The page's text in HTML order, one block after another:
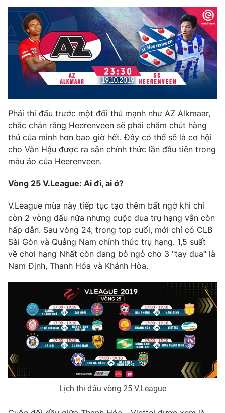
Khán giả
Giải sao mai
Sao
Làm đẹp
Chất lượng cuộc sống
Giáo dục
Tuyển sinh
Học trực tuyến
Công nghệ
Hitech Công nghệ tương lai
Sản phẩm
Thị trường
Tư vấn
Giao lưu trực tuyến
Lịch phát sóng
Chuyên mục khác
Emagazine Podcast
Photo Infographic
Video Shorts video
VTV Money VTV Thể thao
VTV Sức khoẻ Bất động sản
Thị trường 24h Tấm lòng Việt
VTV4 Vươn mình bằng AI
VTV9 VTV8
Liên hệ tòa soạn English
Phải thi đấu trước một đối thủ mạnh như AZ Alkmaar,
chắc chắn rằng Heerenveen sẽ phải chăm chút hàng
thủ của mình hơn bao giờ hết. Đây có thể sẽ là cơ hội
cho Văn Hậu được ra sân chính thức lần đầu tiên trong
màu áo của Heerenveen.
Vòng 25 V.League: Ai đi, ai ở?
V.League mùa này tiếp tục tạo thêm bất ngờ khi chỉ
còn 2 vòng đấu nữa nhưng cuộc đua trụ hạng vẫn còn
hấp dẫn. Sau vòng 24, trong top cuối, mới chỉ có CLB
Sài Gòn và Quảng Nam chính thức trụ hạng. 1,5 suất
về chơi hạng Nhất còn đang bỏ ngỏ cho 3 "tay đua" là
Nam Định, Thanh Hóa và Khánh Hòa.
Lịch thi đấu vòng 25 V.League